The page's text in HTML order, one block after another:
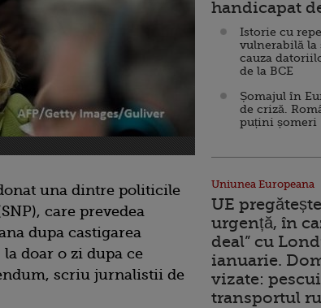
una dintre politicile
care prevedea
dupa castigarea
doar o zi dupa ce
scriu jurnalistii de
handicapat
Istorie cu
vulnerabilă
cauza
de la BCE
Șomajul în
de criză.
puțini șomeri
Uniunea Europeana
UE
urgență, în
deal” cu
ianuarie.
vizate:
transportul